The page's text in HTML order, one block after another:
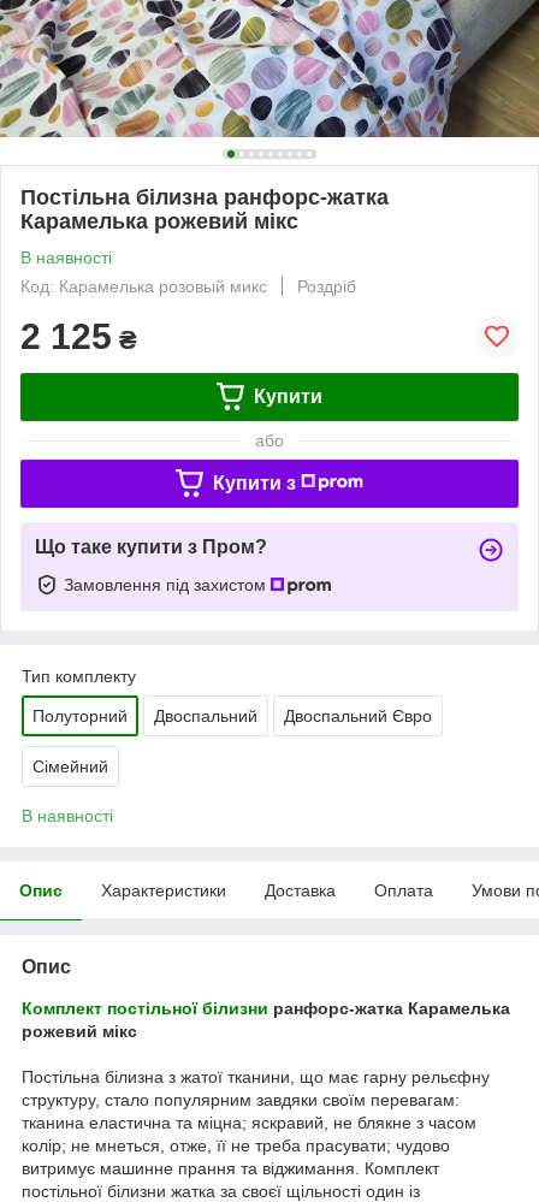
Постільна білизна ранфорс-жатка
Карамелька рожевий мікс
В наявності
Код: Карамелька розовый микс
Роздріб
2 125 ₴
Купити
або
Купити з
Що таке купити з Пром?
Замовлення під захистом
Тип комплекту
Полуторний Двоспальний Двоспальний Євро
Сімейний
В наявності
Опис Характеристики Доставка Оплата Умови
Опис
Комплект постільної білизни ранфорс-жатка Карамелька
рожевий мікс
Постільна білизна з жатої тканини, що має гарну рельєфну
структуру, стало популярним завдяки своїм перевагам:
тканина еластична та міцна; яскравий, не блякне з часом
колір; не мнеться, отже, її не треба прасувати; чудово
витримує машинне прання та віджимання. Комплект
постільної білизни жатка за своєї щільності один із